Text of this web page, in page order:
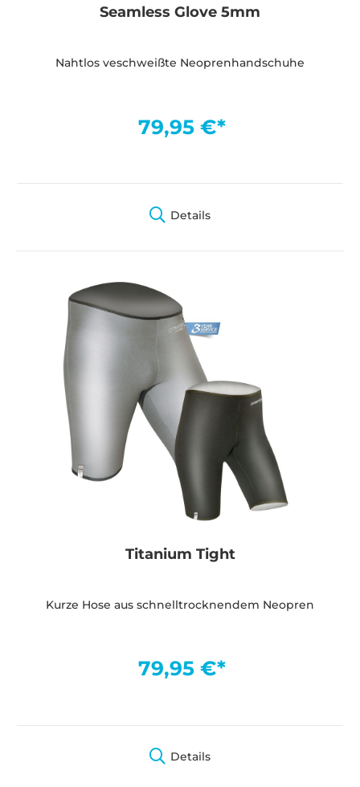
Seamless Glove 5mm
Nahtlos veschweißte Neoprenhandschuhe
79,95 €*
Details
Titanium Tight
Kurze Hose aus schnelltrocknendem Neopren
79,95 €*
Details